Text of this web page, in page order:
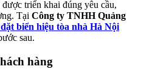
triển khai đúng yêu cầu,
Tại Công ty TNHH Quảng
biển hiệu tòa nhà Hà Nội
sau.
hàng